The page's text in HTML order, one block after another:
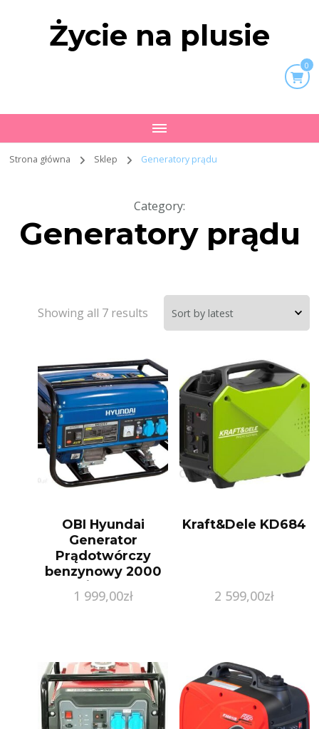
Życie na plusie
0
Strona główna Sklep Generatory prądu
Category:
Generatory prądu
Showing all 7 results
OBI Hyundai
Generator
Prądotwórczy
benzynowy 2000
1 999,00zł
Kraft&Dele KD684
2 599,00zł